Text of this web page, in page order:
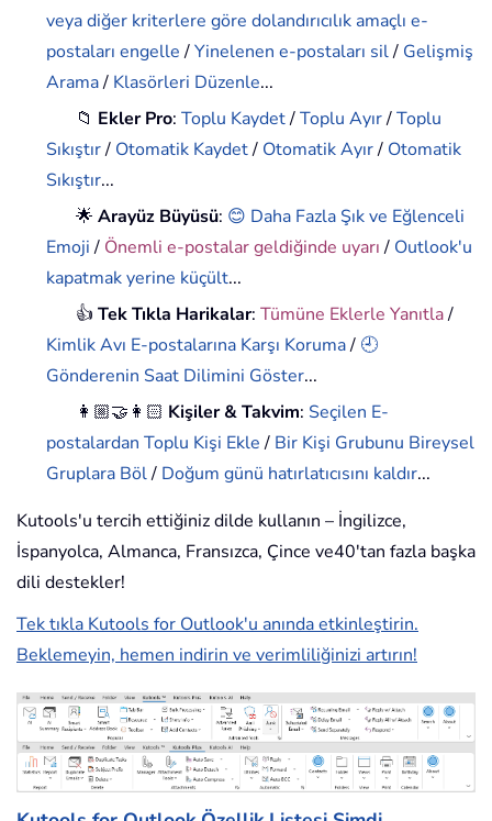
veya diğer kriterlere göre dolandırıcılık amaçlı e-
postaları engelle/Yinelenen e-postaları sil/ Gelişmiş
Arama/ Klasörleri Düzenle...
📁 Ekler Pro:Toplu Kaydet/Toplu Ayır/Toplu
Sıkıştır/ Otomatik Kaydet/ Otomatik Ayır/ Otomatik
Sıkıştır...
🌟Arayüz Büyüsü: 😊 Daha Fazla Şık ve Eğlenceli
Emoji/ Önemli e-postalar geldiğinde uyarı/ Outlook'u
kapatmak yerine küçült...
👍Tek Tıkla Harikalar:Tümüne Eklerle Yanıtla/
Kimlik Avı E-postalarına Karşı Koruma/ 🕘
Gönderenin Saat Dilimini Göster...
👩🏼‍🤝‍👩🏻 Kişiler & Takvim: Seçilen E-
postalardan Toplu Kişi Ekle/ Bir Kişi Grubunu Bireysel
Gruplara Böl/ Doğum günü hatırlatıcısını kaldır...
Kutools'u tercih ettiğiniz dilde kullanın – İngilizce,
İspanyolca, Almanca, Fransızca, Çince ve40'tan fazla başka
dili destekler!
Tek tıkla Kutools for Outlook'u anında etkinleştirin.
Beklemeyin, hemen indirin ve verimliliğinizi artırın!